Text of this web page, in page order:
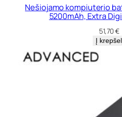
Nešiojamo kompiuterio
5200mAh, Extra
51,70€
Į